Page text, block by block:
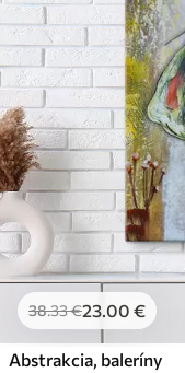
Premium
Od31.00€
✓ Žiarivé a sýte farby
✓Odolné voči
✓Bezpečný
✓ Povrch podobný
✗ Ekologický
Eko-Premium
Od39.00€
✓Žiarivé a sýte farby
✓Odolné voči
38.33€23.00 €
Abstrakcia, baleríny